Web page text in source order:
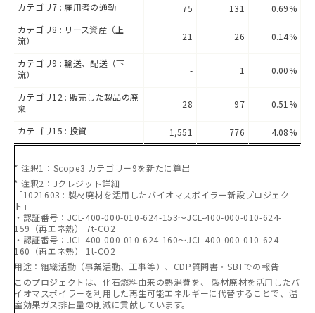
カテゴリ7 : 雇用者の通勤
75 131
0.69%
カテゴリ8 : リース資産（上
流）
21 26 0.14%
カテゴリ9 : 輸送、配送（下
流）
- 1 0.00%
カテゴリ12 : 販売した製品の廃
棄
28 97 0.51%
カテゴリ15 : 投資 1,551 776 4.08%
* 注釈1：Scope3 カテゴリー9を新たに算出
* 注釈2：Jクレジット詳細
「1021603 : 製材廃材を活用したバイオマスボイラー新設プロジェク
ト」
・認証番号：JCL-400-000-010-624-153～JCL-400-000-010-624-
159（再エネ熱） 7t-CO2
・認証番号：JCL-400-000-010-624-160～JCL-400-000-010-624-
160（再エネ熱） 1t-CO2
用途：組織活動（事業活動、工事等）、CDP質問書・SBTでの報告
このプロジェクトは、化石燃料由来の熱消費を、 製材廃材を活用したバ
イオマスボイラーを利用した再生可能エネルギーに代替することで、温
室効果ガス排出量の削減に貢献しています。